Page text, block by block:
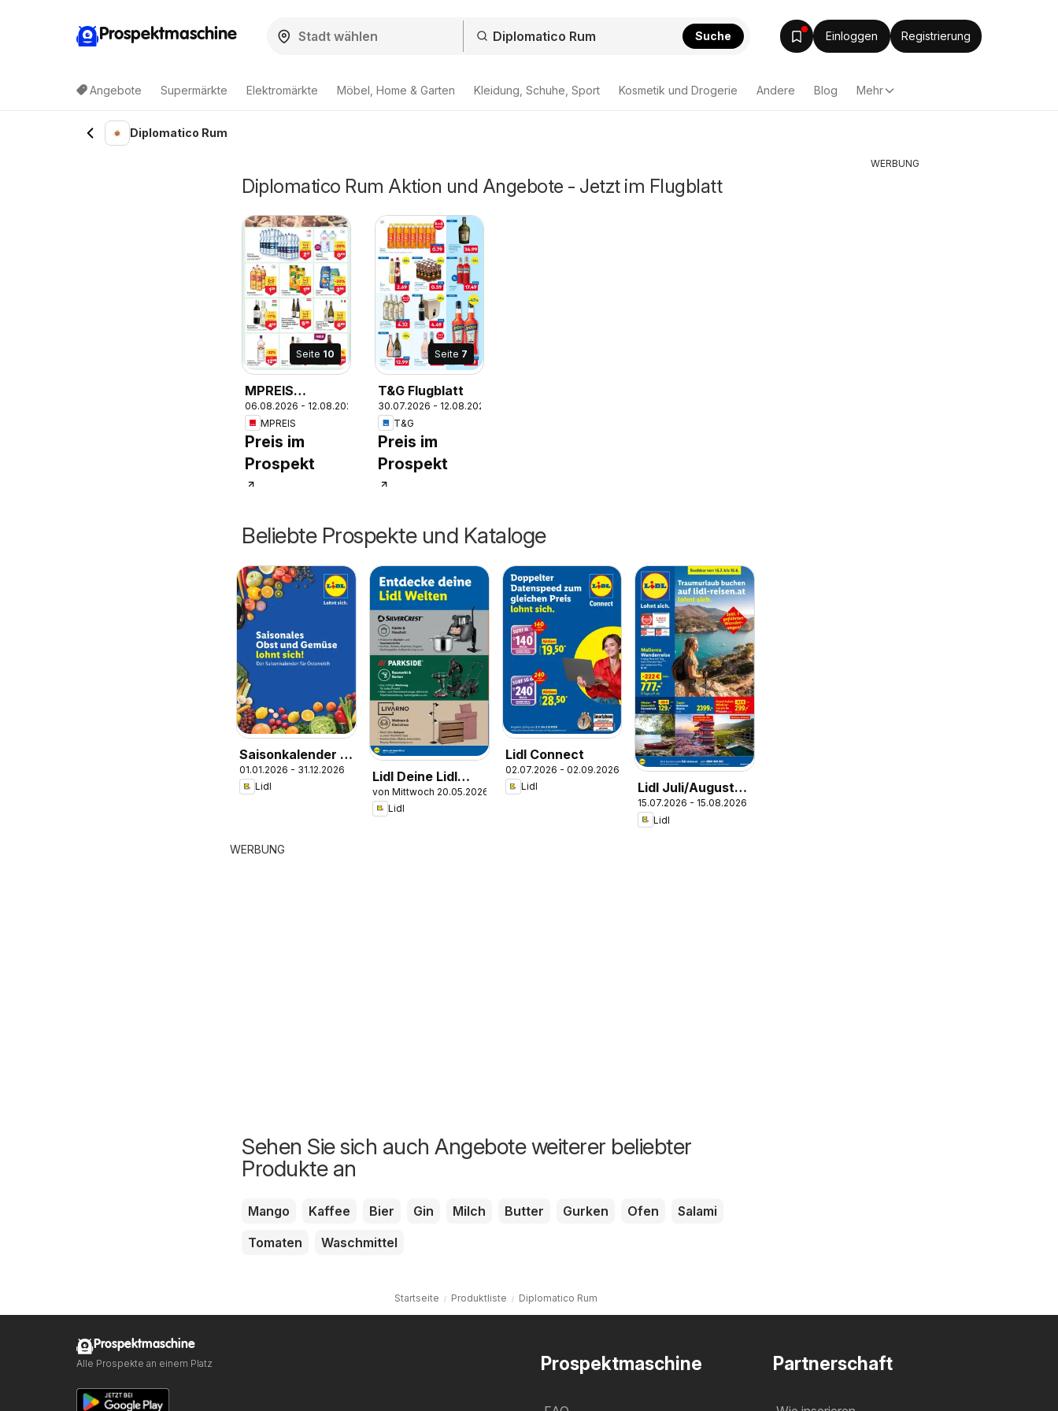
Prospektmaschine Suche Einloggen Registrierung
Angebote Supermärkte Elektromärkte Möbel, Home & Garten Kleidung, Schuhe, Sport Kosmetik und Drogerie Andere Blog Mehr
Diplomatico Rum
Diplomatico Rum Aktion und Angebote - Jetzt im Flugblatt
Seite 10
MPREIS
Flugblatt
06.08.2026 - 12.08.2026
MPREIS
Preis im
Prospekt
Seite 7
T&G Flugblatt
30.07.2026 - 12.08.2026
T&G
Preis im
Prospekt
Beliebte Prospekte und Kataloge
Saisonkalender -
Obst und Gemüse
01.01.2026 - 31.12.2026
Lidl
Lidl Deine Lidl
Welten
von Mittwoch 20.05.2026
Lidl
Lidl Connect
02.07.2026 - 02.09.2026
Lidl
Lidl Juli/August
Reise - Highlights
15.07.2026 - 15.08.2026
Lidl
WERBUNG
Sehen Sie sich auch Angebote weiterer beliebter
Produkte an
Mango Kaffee Bier Gin Milch Butter Gurken Ofen
Salami
Tomaten
Waschmittel
Startseite Produktliste Diplomatico Rum
WERBUNG
Prospektmaschine Partnerschaft
Prospektmaschine
Alle Prospekte an einem Platz